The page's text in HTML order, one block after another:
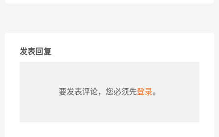
发表回复
要发表评论，您必须先登录。